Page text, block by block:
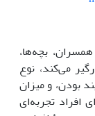
بچه‌ها،
می‌کند، نوع
‌بودن، و میزان
تجربه‌ای